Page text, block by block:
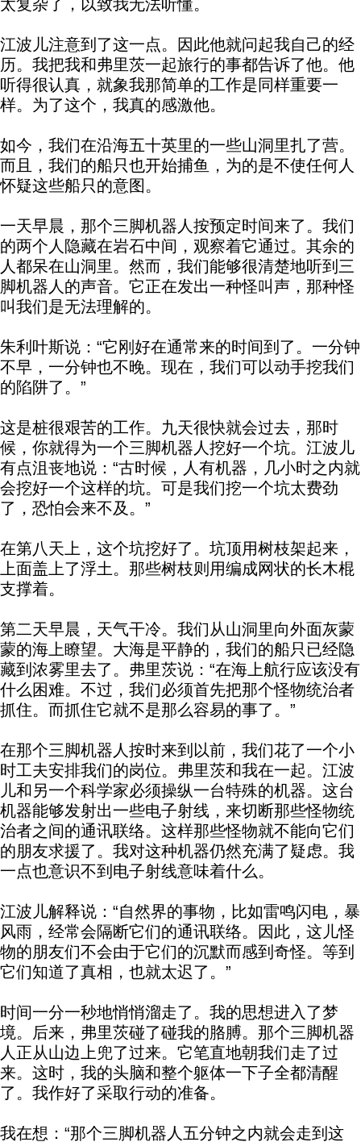
太复杂了，以致我无法听懂。
江波儿注意到了这一点。因此他就问起我自己的经
历。我把我和弗里茨一起旅行的事都告诉了他。他
听得很认真，就象我那简单的工作是同样重要一
样。为了这个，我真的感激他。
如今，我们在沿海五十英里的一些山洞里扎了营。
而且，我们的船只也开始捕鱼，为的是不使任何人
怀疑这些船只的意图。
一天早晨，那个三脚机器人按预定时间来了。我们
的两个人隐藏在岩石中间，观察着它通过。其余的
人都呆在山洞里。然而，我们能够很清楚地听到三
脚机器人的声音。它正在发出一种怪叫声，那种怪
叫我们是无法理解的。
朱利叶斯说：“它刚好在通常来的时间到了。一分钟
不早，一分钟也不晚。现在，我们可以动手挖我们
的陷阱了。”
这是桩很艰苦的工作。九天很快就会过去，那时
候，你就得为一个三脚机器人挖好一个坑。江波儿
有点沮丧地说：“古时候，人有机器，几小时之内就
会挖好一个这样的坑。可是我们挖一个坑太费劲
了，恐怕会来不及。”
在第八天上，这个坑挖好了。坑顶用树枝架起来，
上面盖上了浮土。那些树枝则用编成网状的长木棍
支撑着。
第二天早晨，天气干冷。我们从山洞里向外面灰蒙
蒙的海上瞭望。大海是平静的，我们的船只已经隐
藏到浓雾里去了。弗里茨说：“在海上航行应该没有
什么困难。不过，我们必须首先把那个怪物统治者
抓住。而抓住它就不是那么容易的事了。”
在那个三脚机器人按时来到以前，我们花了一个小
时工夫安排我们的岗位。弗里茨和我在一起。江波
儿和另一个科学家必须操纵一台特殊的机器。这台
机器能够发射出一些电子射线，来切断那些怪物统
治者之间的通讯联络。这样那些怪物就不能向它们
的朋友求援了。我对这种机器仍然充满了疑虑。我
一点也意识不到电子射线意味着什么。
江波儿解释说：“自然界的事物，比如雷鸣闪电，暴
风雨，经常会隔断它们的通讯联络。因此，这儿怪
物的朋友们不会由于它们的沉默而感到奇怪。等到
它们知道了真相，也就太迟了。”
时间一分一秒地悄悄溜走了。我的思想进入了梦
境。后来，弗里茨碰了碰我的胳膊。那个三脚机器
人正从山边上兜了过来。它笔直地朝我们走了过
来。这时，我的头脑和整个躯体一下子全都清醒
了。我作好了采取行动的准备。
我在想：“那个三脚机器人五分钟之内就会走到这